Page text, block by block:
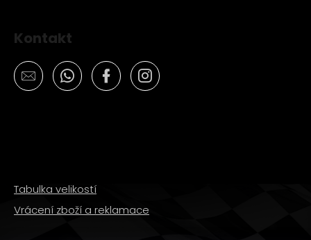
Kontakt
Tabulka velikostí
Vrácení zboží a reklamace